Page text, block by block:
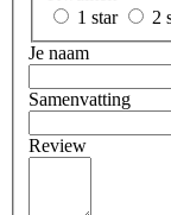
1 star
2
Je naam
Samenvatting
Review